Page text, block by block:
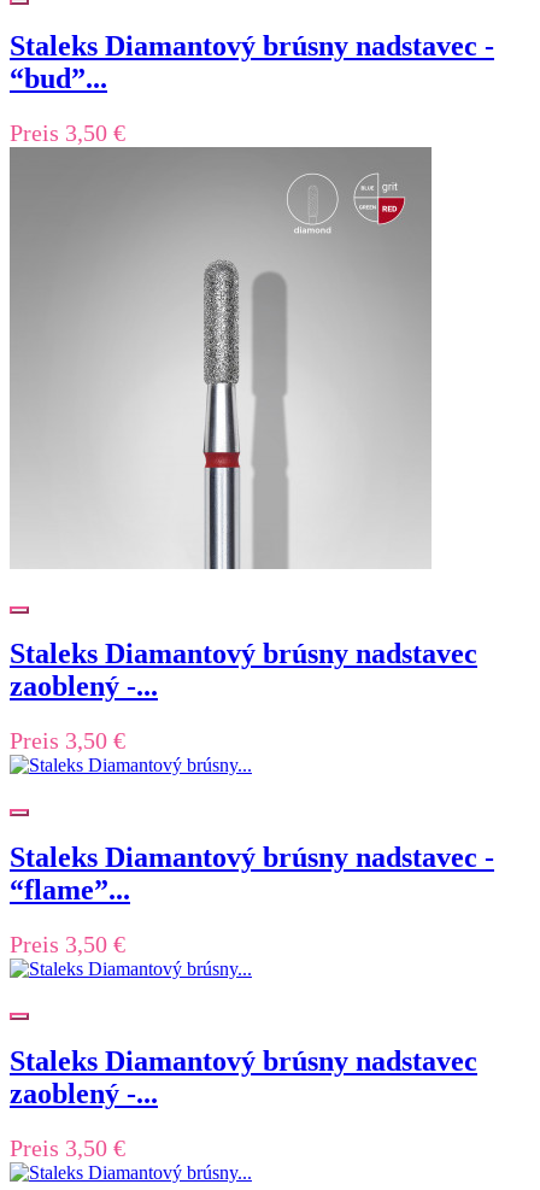
Staleks Diamantový brúsny nadstavec -
“bud”...
Preis 3,50 €
Staleks Diamantový brúsny nadstavec
zaoblený -...
Preis 3,50 €
Staleks Diamantový brúsny nadstavec -
“flame”...
Preis 3,50 €
Staleks Diamantový brúsny nadstavec
zaoblený -...
Preis 3,50 €